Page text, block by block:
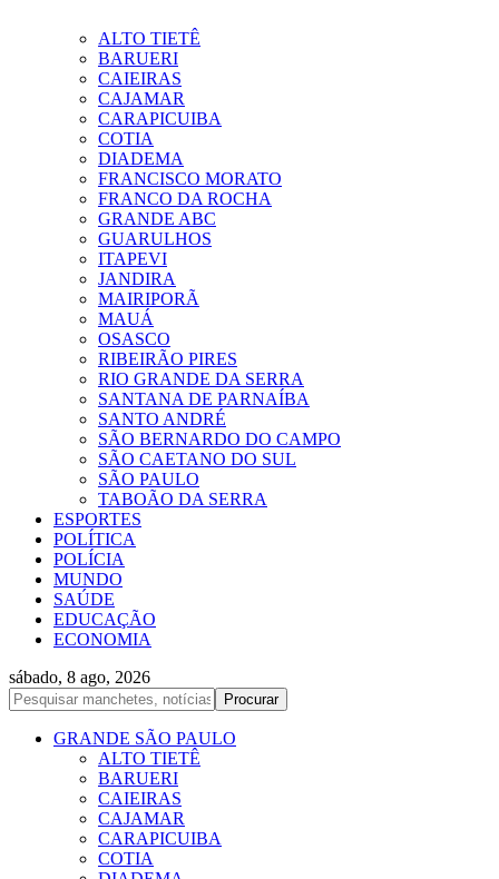
ALTO TIETÊ
BARUERI
CAIEIRAS
CAJAMAR
CARAPICUIBA
COTIA
DIADEMA
FRANCISCO MORATO
FRANCO DA ROCHA
GRANDE ABC
GUARULHOS
ITAPEVI
JANDIRA
MAIRIPORÃ
MAUÁ
OSASCO
RIBEIRÃO PIRES
RIO GRANDE DA SERRA
SANTANA DE PARNAÍBA
SANTO ANDRÉ
SÃO BERNARDO DO CAMPO
SÃO CAETANO DO SUL
SÃO PAULO
TABOÃO DA SERRA
ESPORTES
POLÍTICA
POLÍCIA
MUNDO
SAÚDE
EDUCAÇÃO
ECONOMIA
sábado, 8 ago, 2026
GRANDE SÃO PAULO
ALTO TIETÊ
BARUERI
CAIEIRAS
CAJAMAR
CARAPICUIBA
COTIA